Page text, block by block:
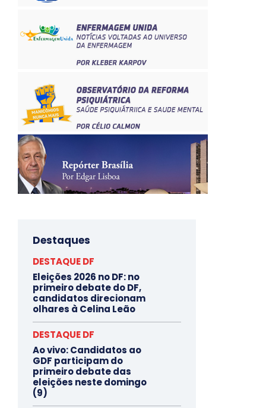
Destaques
DESTAQUE DF
Eleições 2026 no DF: no
primeiro debate do DF,
candidatos direcionam
olhares à Celina Leão
DESTAQUE DF
Ao vivo: Candidatos ao
GDF participam do
primeiro debate das
eleições neste domingo
(9)